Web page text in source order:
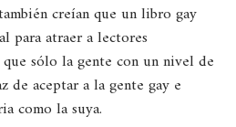
creían que un libro gay
para atraer a lectores
sólo la gente con un nivel de
de aceptar a la gente gay e
como la suya.